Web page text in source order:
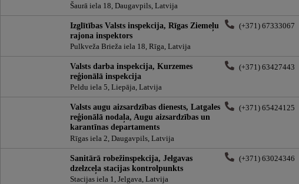
Šaurā iela 18, Daugavpils, Latvija
Izglītības Valsts inspekcija, Rīgas Ziemeļu
rajona inspektors
Pulkveža Brieža iela 18, Rīga, Latvija
(+371) 67333067
Valsts darba inspekcija, Kurzemes
reģionālā inspekcija
Peldu iela 5, Liepāja, Latvija
(+371) 63427443
Valsts augu aizsardzības dienests, Latgales
reģionālā nodaļa, Augu aizsardzības un
karantīnas departaments
Rīgas iela 2, Daugavpils, Latvija
(+371) 65424125
Sanitārā robežinspekcija, Jelgavas
dzelzceļa stacijas kontrolpunkts
Stacijas iela 1, Jelgava, Latvija
(+371) 63024346